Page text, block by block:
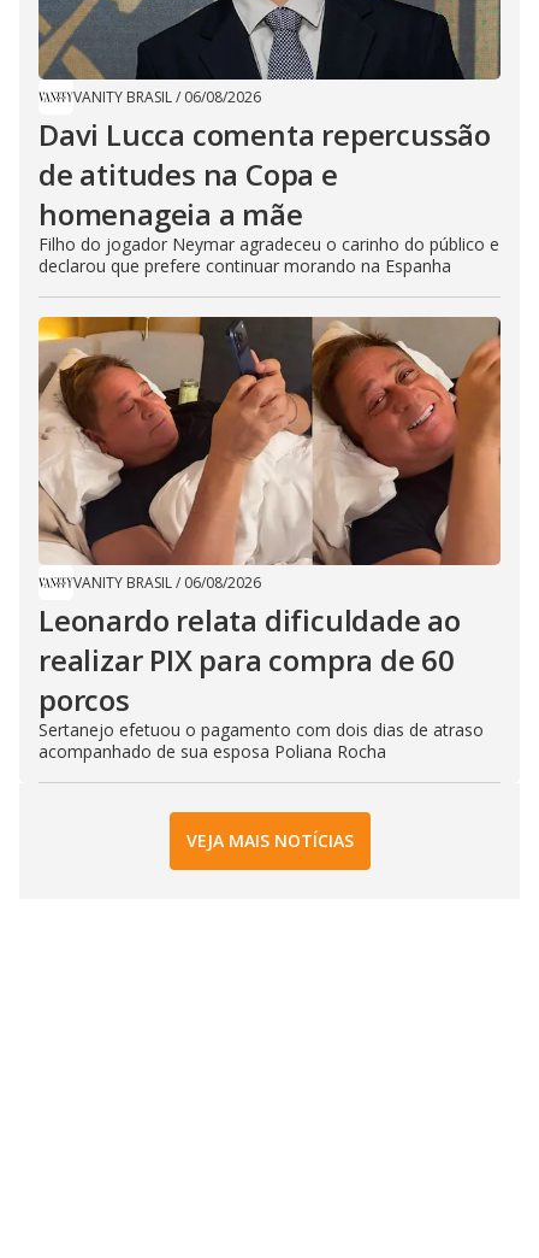
VANITY BRASIL/ 06/08/2026
Davi Lucca comenta repercussão
de atitudes na Copa e
homenageia a mãe
Filho do jogador Neymar agradeceu o carinho do público e
declarou que prefere continuar morando na Espanha
VANITY BRASIL/ 06/08/2026
Leonardo relata dificuldade ao
realizar PIX para compra de 60
porcos
Sertanejo efetuou o pagamento com dois dias de atraso
acompanhado de sua esposa Poliana Rocha
VEJA MAIS NOTÍCIAS